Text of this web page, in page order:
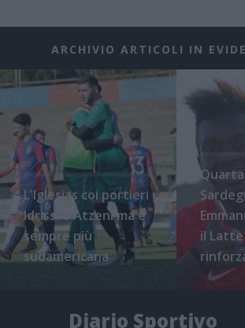
ARCHIVIO ARTICOLI IN
L'Iglesias coi portieri
Idrissi e Atzeni ma è
sempre più
sudamericana
il Latte
Diario Sportivo